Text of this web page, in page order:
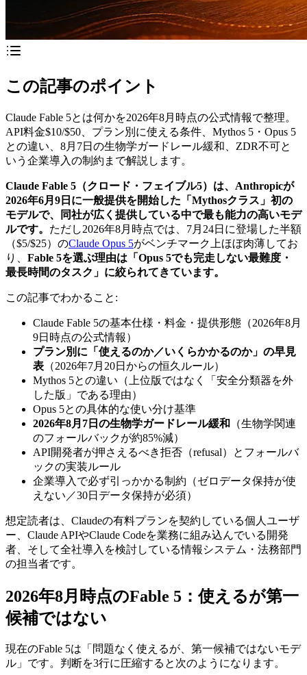
この記事のポイント
Claude Fable 5とは何かを2026年8月時点の公式情報で整理。
API料金$10/$50、プラン別に使える条件、Mythos 5・Opus 5
との違い、8月7日の生物学ガードレール緩和、ZDR不可と
いう企業導入の制約まで解説します。
Claude Fable 5（クロード・フェイブル5）は、Anthropicが
2026年6月9日に一般提供を開始した「Mythosクラス」初の
モデルで、同社が広く提供している中で最も能力の高いモデ
ルです。 ただし2026年8月時点では、7月24日に登場した半額
（$5/$25）のClaude Opus 5がベンチマーク上ほぼ肉薄してお
り、 Fable 5を選ぶ理由は「Opus 5でも完走しない最難度・
最長時間のタスク」に絞られてきています。
この記事でわかること:
Claude Fable 5の基本仕様・料金・提供形態（2026年8月
9日時点の公式情報）
プラン別に「使えるのか／いくらかかるのか」の早見
表 （2026年7月20日からの恒久ルール）
Mythos 5との違い（上位版ではなく「安全分類器を外
した版」である理由）
Opus 5との具体的な使い分け基準
2026年8月7日の生物学ガードレール緩和
（生物学関連
のフォールバックが約85%減）
API開発者が押さえるべき拒否（refusal）とフォールバ
ックの実装ルール
企業導入で必ず引っかかる制約（ゼロデータ保持が使
えない／30日データ保持が必須）
想定読者は、Claudeの有料プランを契約している個人ユーザ
ー、Claude APIやClaude Codeを業務に組み込んでいる開発
者、そして全社導入を検討している情報システム・法務部門
の担当者です。
2026年8月時点のFable 5：使えるが第一
候補ではない
現在のFable 5は「問題なく使えるが、第一候補ではないモデ
ル」です。判断を3行に圧縮すると次のようになります。